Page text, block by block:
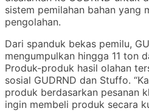
sistem pemilahan bahan yang
pengolahan.
Dari spanduk bekas pemilu,
mengumpulkan hingga 11 ton
Produk-produk hasil olahan
sosial GUDRND dan Stuffo.
produk berdasarkan pesanan
ingin membeli produk secara